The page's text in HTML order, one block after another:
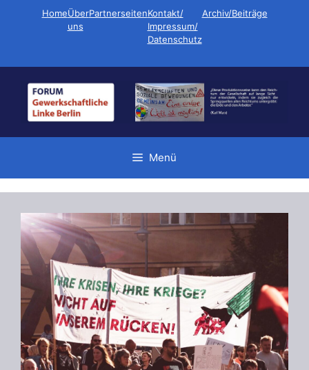
HomeÜber
uns
PartnerseitenKontakt/
Impressum/
Datenschutz
Archiv/Beiträge
Menü